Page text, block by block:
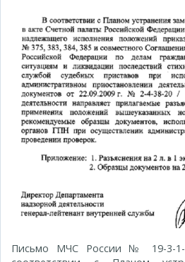
Письмо МЧС России № 19-3-1-